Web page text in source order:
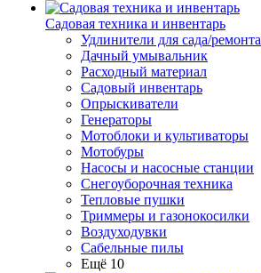
Садовая техника и инвентарь
Удлинители для сада/ремонта
Дачный умывальник
Расходный материал
Садовый инвентарь
Опрыскиватели
Генераторы
Мотоблоки и культиваторы
Мотобуры
Насосы и насосные станции
Снегоуборочная техника
Тепловые пушки
Триммеры и газонокосилки
Воздуходувки
Сабельные пилы
Ещё 10